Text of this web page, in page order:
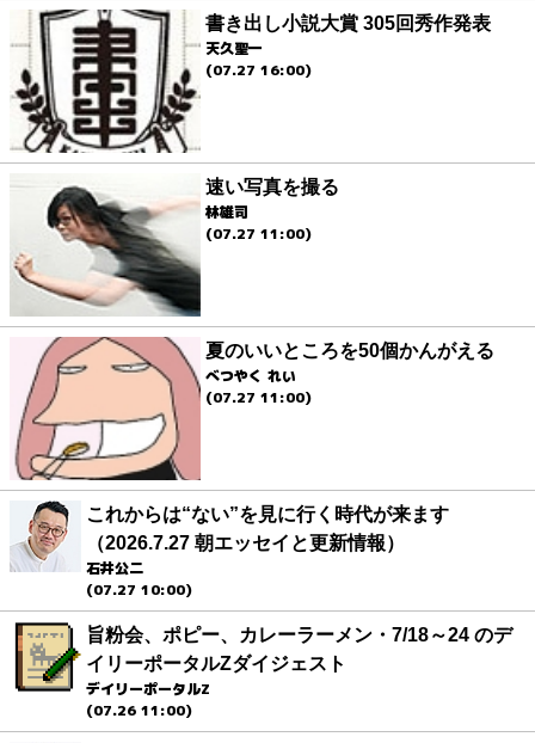
書き出し小説大賞 305回秀作発表
天久聖一
(07.27 16:00)
速い写真を撮る
林雄司
(07.27 11:00)
夏のいいところを50個かんがえる
べつやく れい
(07.27 11:00)
これからは“ない”を見に行く時代が来ます
（2026.7.27 朝エッセイと更新情報）
石井公二
(07.27 10:00)
旨粉会、ポピー、カレーラーメン・7/18～24 のデ
イリーポータルZダイジェスト
デイリーポータルZ
(07.26 11:00)